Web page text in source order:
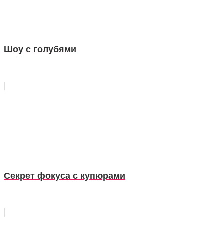
Шоу с голубями
Секрет фокуса с купюрами